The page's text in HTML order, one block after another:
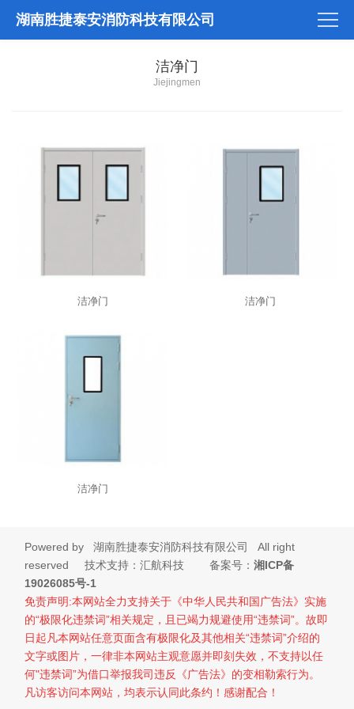
湖南胜捷泰安消防科技有限公司
洁净门
Jiejingmen
洁净门 洁净门
洁净门
Powered by湖南胜捷泰安消防科技有限公司
All right
reserved 技术支持：汇航科技 备案号：湘ICP备
19026085号-1
免责声明:本网站全力支持关于《中华人民共和国广告法》实施
的“极限化违禁词”相关规定，且已竭力规避使用“违禁词”。故即
日起凡本网站任意页面含有极限化及其他相关“违禁词”介绍的
文字或图片，一律非本网站主观意愿并即刻失效，不支持以任
何"违禁词”为借口举报我司违反《广告法》的变相勒索行为。
凡访客访问本网站，均表示认同此条约！感谢配合！